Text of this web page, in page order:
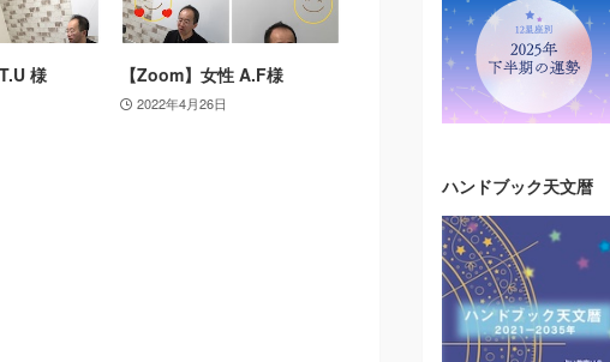
様 【Zoom】女性 A.F様
2022年4月26日
ハンドブック天文暦